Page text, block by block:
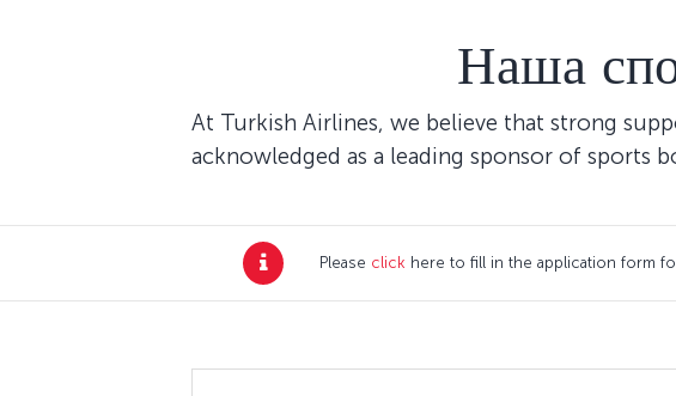
Наша
At Turkish Airlines, we believe that strong
acknowledged as a leading sponsor of sports
Please click here to fill in the application form